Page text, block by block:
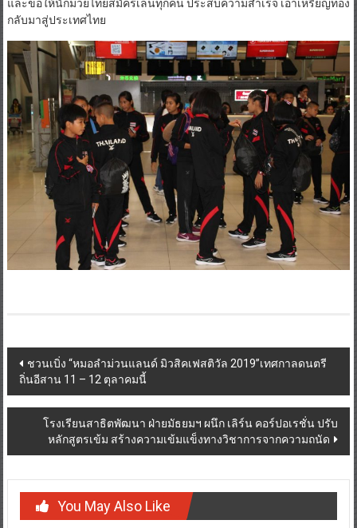
และขอให้นักมวยไทยสมัครเล่นทุกคน ประสบความสำเร็จ เอาเหรียญทอง
กลับมาสู่ประเทศไทย
Post
navigation
ชวนเบิ่ง “หมอลำม่วนแลนด์ มิวสิคเฟสติวัล 2019”เทศกาลดนตรี
ถิ่นอีสาน 11 – 12 ตุลาคมนี้
โรงเรียนสาธิตพัฒนา ฝ่ายมัธยมฯ ผนึก เลิร์น คอร์ปอเรชั่น ปรับ
หลักสูตรเข้ม สร้างความเข้มแข็งทางวิชาการจากความถนัด
You May Also Like